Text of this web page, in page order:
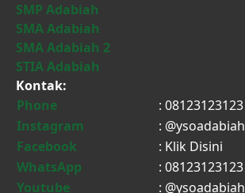
SMP Adabiah
SMA Adabiah
SMA Adabiah 2
STIA Adabiah
Kontak:
Phone
: 08123123123
Instagram
: @ysoadabiah
Facebook
: Klik Disini
WhatsApp
: 08123123123
Youtube
: @ysoadabiah